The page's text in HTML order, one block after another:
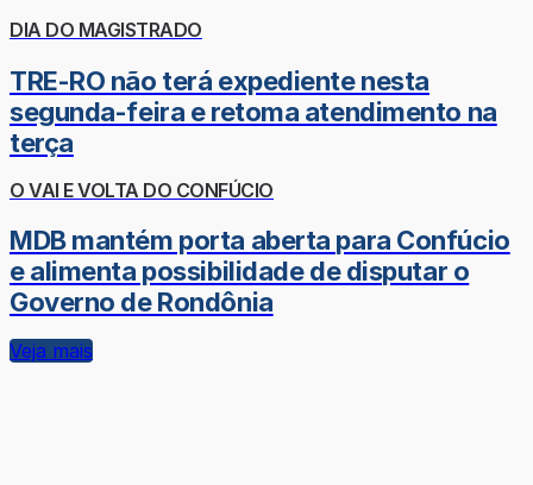
DIA DO MAGISTRADO
TRE-RO não terá expediente nesta
segunda-feira e retoma atendimento na
terça
O VAI E VOLTA DO CONFÚCIO
MDB mantém porta aberta para Confúcio
e alimenta possibilidade de disputar o
Governo de Rondônia
Veja mais